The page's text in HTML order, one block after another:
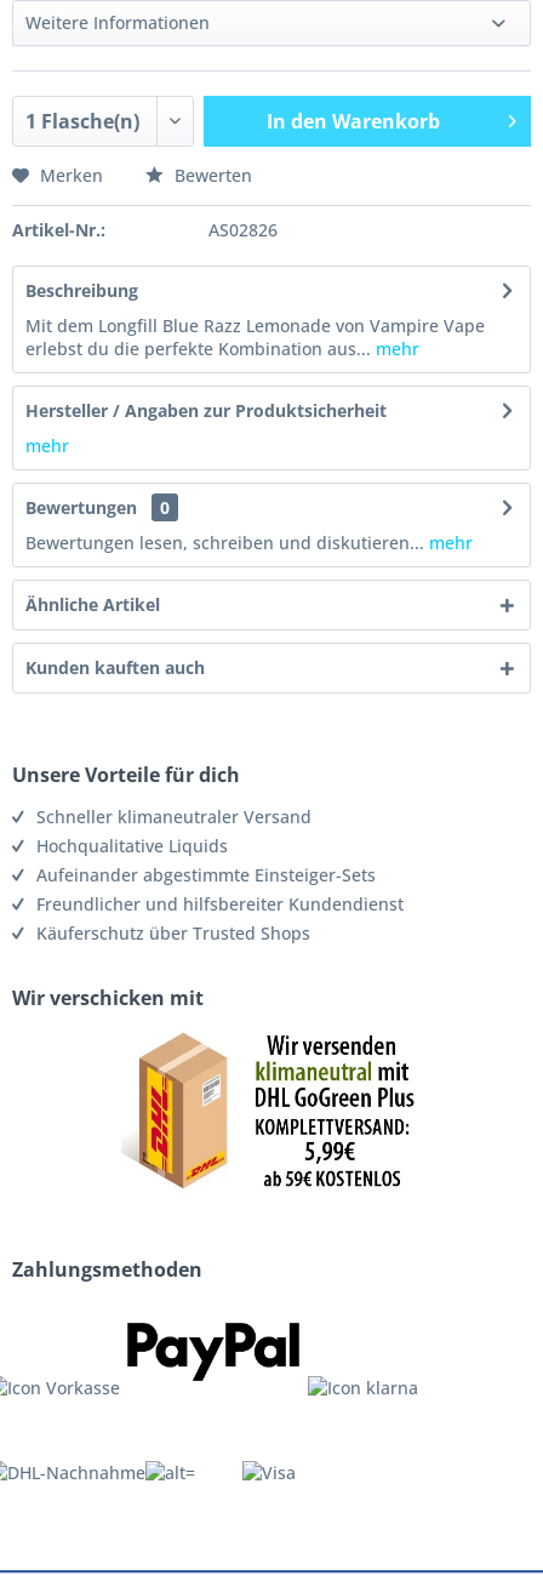
Weitere Informationen
In den Warenkorb
Merken Bewerten
Artikel-Nr.: AS02826
Beschreibung
Mit dem Longfill Blue Razz Lemonade von Vampire Vape
erlebst du die perfekte Kombination aus... mehr
Hersteller / Angaben zur Produktsicherheit
mehr
Bewertungen
0
Bewertungen lesen, schreiben und diskutieren... mehr
Ähnliche Artikel
Kunden kauften auch
Unsere Vorteile für dich
Schneller klimaneutraler Versand
Hochqualitative Liquids
Aufeinander abgestimmte Einsteiger-Sets
Freundlicher und hilfsbereiter Kundendienst
Käuferschutz über Trusted Shops
Wir verschicken mit
Zahlungsmethoden